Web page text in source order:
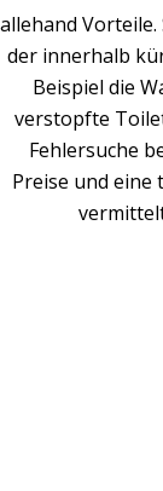
allehand
der innerhalb
Beispiel die
verstopfte
Fehlersuche
Preise und